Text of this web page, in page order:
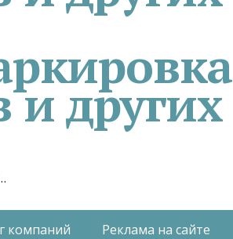
и других
компаний Реклама на сайте